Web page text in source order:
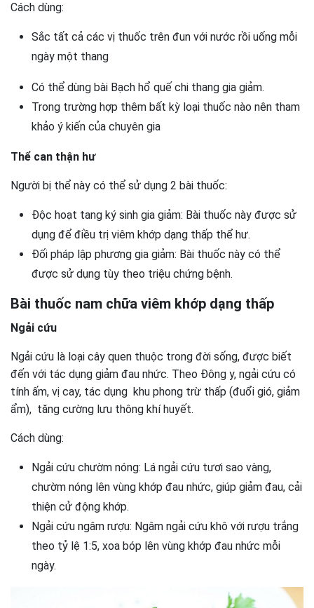
Cách dùng:
Sắc tất cả các vị thuốc trên đun với nước rồi uống mỗi
ngày một thang
Có thể dùng bài Bạch hổ quế chi thang gia giảm.
Trong trường hợp thêm bất kỳ loại thuốc nào nên tham
khảo ý kiến của chuyên gia
Thể can thận hư
Người bị thể này có thể sử dụng 2 bài thuốc:
Độc hoạt tang ký sinh gia giảm: Bài thuốc này được sử
dụng để điều trị viêm khớp dạng thấp thể hư.
Đối pháp lập phương gia giảm: Bài thuốc này có thể
được sử dụng tùy theo triệu chứng bệnh.
Bài thuốc nam chữa viêm khớp dạng thấp
Ngải cứu
Ngải cứu là loại cây quen thuộc trong đời sống, được biết
đến với tác dụng giảm đau nhức. Theo Đông y, ngải cứu có
tính ấm, vị cay, tác dụng khu phong trừ thấp (đuổi gió, giảm
ẩm), tăng cường lưu thông khí huyết.
Cách dùng:
Ngải cứu chườm nóng: Lá ngải cứu tươi sao vàng,
chườm nóng lên vùng khớp đau nhức, giúp giảm đau, cải
thiện cử động khớp.
Ngải cứu ngâm rượu: Ngâm ngải cứu khô với rượu trắng
theo tỷ lệ 1:5, xoa bóp lên vùng khớp đau nhức mỗi
ngày.